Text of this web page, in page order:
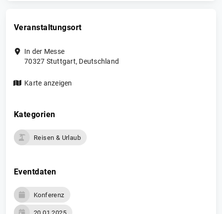
Veranstaltungsort
In der Messe
70327 Stuttgart, Deutschland
Karte anzeigen
Kategorien
Reisen & Urlaub
Eventdaten
Konferenz
20.01.2025